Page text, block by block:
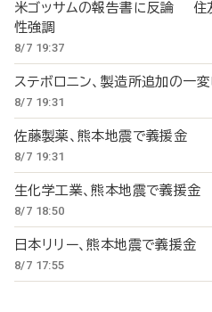
米ゴッサムの報告書に反論 住
性強調
8/7 19:37
ステボロニン、製造所追加の一
8/7 19:31
佐藤製薬、熊本地震で義援金
8/7 19:31
生化学工業、熊本地震で義援金
8/7 18:50
日本リリー、熊本地震で義援金
8/7 17:55